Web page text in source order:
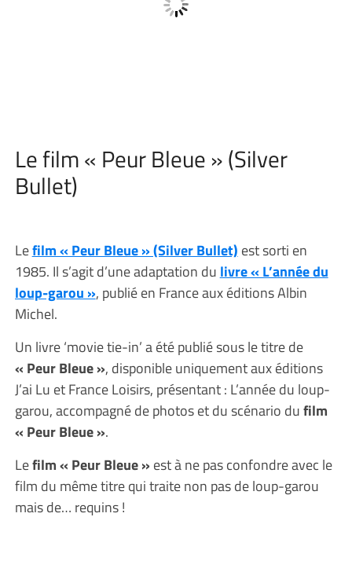
Le film « Peur Bleue » (Silver
Bullet)
Lefilm « Peur Bleue » (Silver Bullet) est sorti en
1985. Il s’agit d’une adaptation du livre « L’année du
loup-garou », publié en France aux éditions Albin
Michel.
Un livre ‘movie tie-in’ a été publié sous le titre de
« Peur Bleue », disponible uniquement aux éditions
J’ai Lu et France Loisirs, présentant : L’année du loup-
garou, accompagné de photos et du scénario dufilm
« Peur Bleue ».
Lefilm « Peur Bleue » est à ne pas confondre avec le
film du même titre qui traite non pas de loup-garou
mais de… requins !